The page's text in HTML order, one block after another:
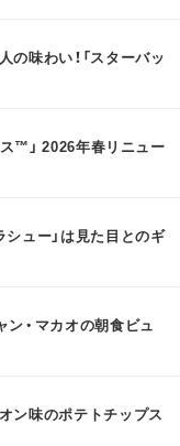
の味わい！「スターバッ
™」 2026年春リニュー
シュー」は見た目とのギ
ン・マカオの朝食ビュ
ン味のポテトチップス